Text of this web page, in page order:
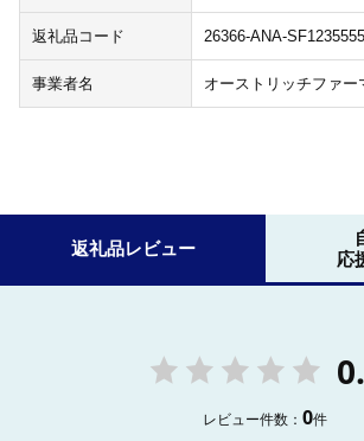
返礼品コード 26366-ANA-SF1235555
事業者名 オーストリッチファー
返礼品レビュー
応
レビュー件数：0件